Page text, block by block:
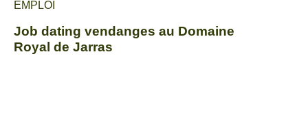
EMPLOI
Job dating vendanges au Domaine
Royal de Jarras